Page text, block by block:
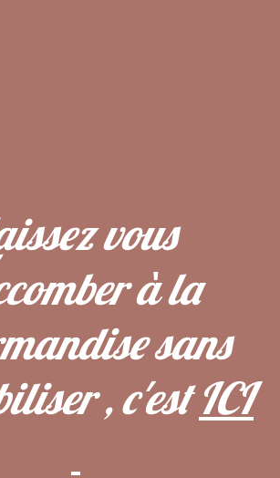
vous
à la
sans
, c'estICI